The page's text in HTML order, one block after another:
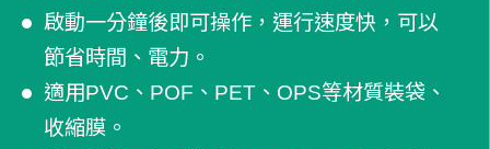
啟動一分鐘後即可操作，運行速度快，可以
節省時間、電力。
適用PVC、POF、PET、OPS等材質裝袋、
收縮膜。